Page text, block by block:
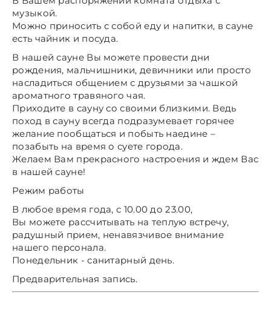
музыкой.
Можно приносить с собой еду и напитки, в сауне
есть чайник и посуда.
В нашей сауне Вы можете провести дни
рождения, мальчишники, девичники или просто
насладиться общением с друзьями за чашкой
ароматного травяного чая.
Приходите в сауну со своими близкими. Ведь
поход в сауну всегда подразумевает горячее
желание пообщаться и побыть наедине –
позабыть на время о суете города.
Желаем Вам прекрасного настроения и ждем Вас
в нашей сауне!
Режим работы
В любое время года, с 10.00 до 23.00,
Вы можете рассчитывать на теплую встречу,
радушный прием, ненавязчивое внимание
нашего персонала.
Понедельник - санитарный день.
Предварительная запись.